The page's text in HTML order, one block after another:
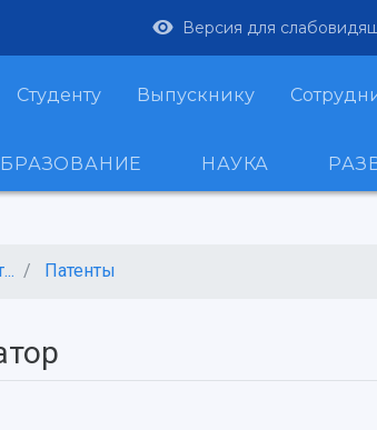
Версия для
Студенту Выпускнику
НАУКА
Патенты